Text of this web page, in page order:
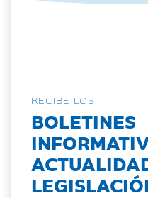
RECIBE LOS
BOLETINES